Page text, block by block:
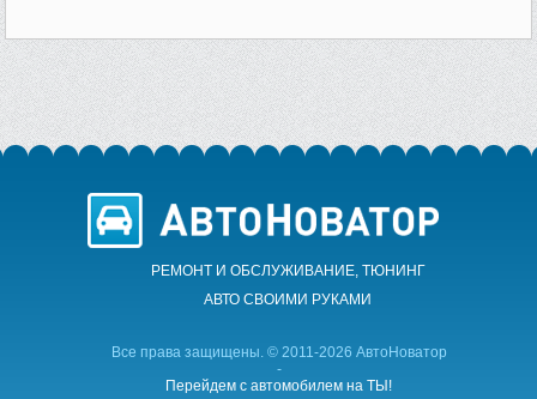
РЕМОНТ И ОБСЛУЖИВАНИЕ, ТЮНИНГ
АВТО CВОИМИ РУКАМИ
Все права защищены. © 2011-2026 АвтоНоватор
-
Перейдем с автомобилем на ТЫ!